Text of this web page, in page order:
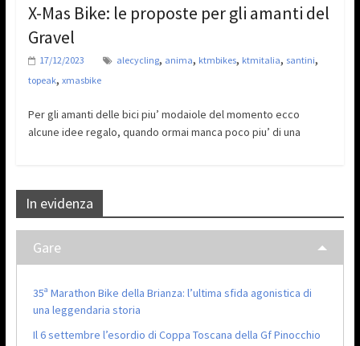
X-Mas Bike: le proposte per gli amanti del
Gravel
17/12/2023 alecycling, anima, ktmbikes, ktmitalia, santini,
topeak, xmasbike
Per gli amanti delle bici piu’ modaiole del momento ecco
alcune idee regalo, quando ormai manca poco piu’ di una
In evidenza
Gare
35ª Marathon Bike della Brianza: l’ultima sfida agonistica di
una leggendaria storia
Il 6 settembre l’esordio di Coppa Toscana della Gf Pinocchio